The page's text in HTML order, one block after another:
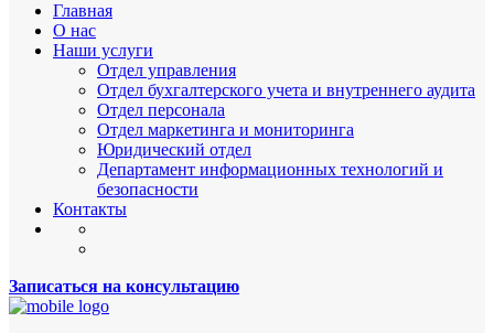
Главная
О нас
Наши услуги
Отдел управления
Отдел бухгалтерского учета и внутреннего аудита
Отдел персонала
Отдел маркетинга и мониторинга
Юридический отдел
Департамент информационных технологий и
безопасности
Контакты
Записаться на консультацию